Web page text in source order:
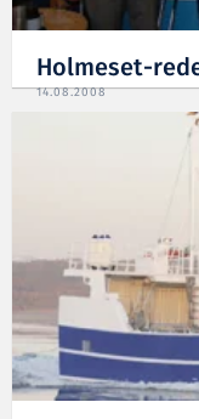
Holmeset-
14.08.2008